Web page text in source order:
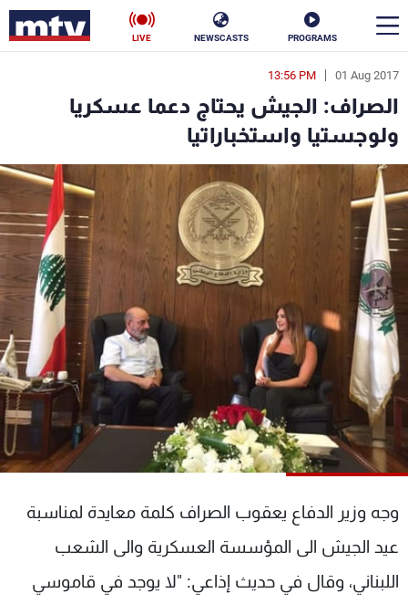
PROGRAMS
NEWSCASTS
LIVE
01 Aug 2017
13:56 PM
الصراف: الجيش يحتاج دعما عسكريا
ولوجستيا واستخباراتيا
وجه وزير الدفاع يعقوب الصراف كلمة معايدة لمناسبة
عيد الجيش الى المؤسسة العسكرية والى الشعب
اللبناني، وقال في حديث إذاعي: "لا يوجد في قاموسي
en
الأخبار
سياسة ناس
إقتصاد فن
منوعات رياضة
كأس العالم
البرامج
جدول البرامج
شاهد البرامج
الترددات
عن MTV
لاعلاناتكم
وظائف
شروط الإسـتخدام